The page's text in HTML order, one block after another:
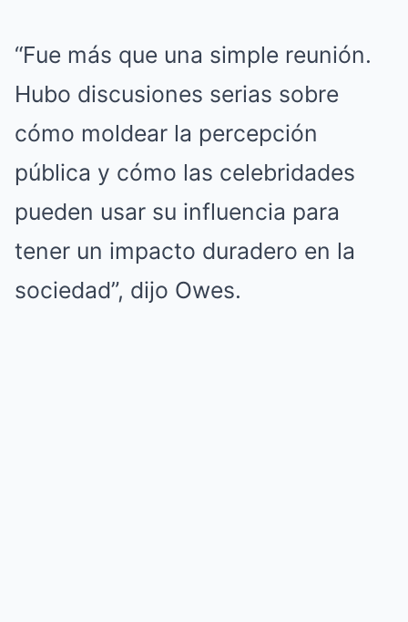
“Fue más que una simple reunión.
Hubo discusiones serias sobre
cómo moldear la percepción
pública y cómo las celebridades
pueden usar su influencia para
tener un impacto duradero en la
sociedad”, dijo Owes.